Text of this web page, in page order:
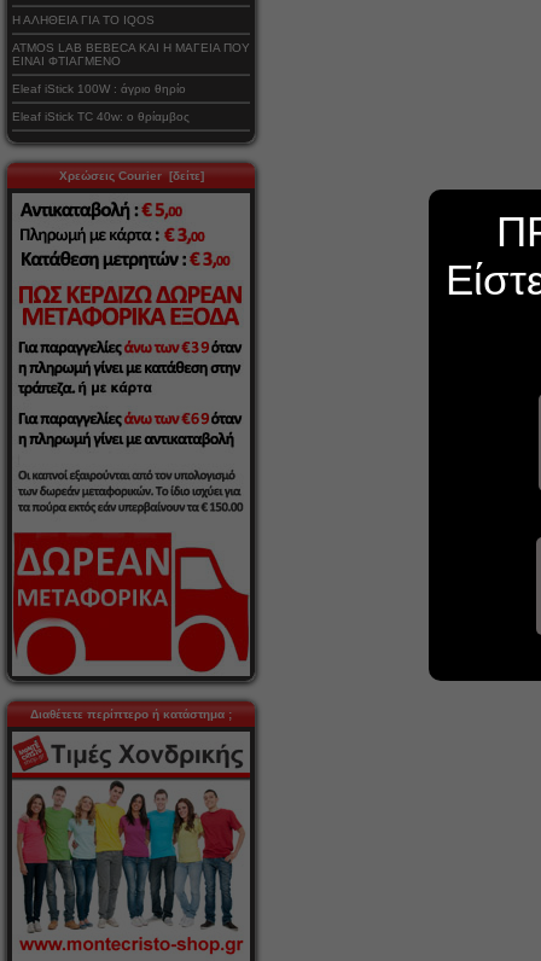
Η ΑΛΗΘΕΙΑ ΓΙΑ ΤΟ IQOS
ATMOS LAB BEBECA ΚΑΙ Η ΜΑΓΕΙΑ ΠΟΥ
ΕΙΝΑΙ ΦΤΙΑΓΜΕΝΟ
Eleaf iStick 100W : άγριο θηρίο
Eleaf iStick TC 40w: ο θρίαμβος
Χρεώσεις Courier [δείτε]
Διαθέτετε περίπτερο ή κατάστημα ;